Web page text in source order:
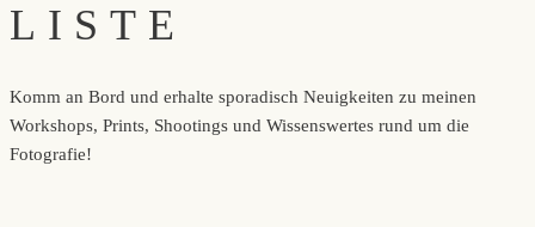
LISTE
Komm an Bord und erhalte sporadisch Neuigkeiten zu meinen
Workshops, Prints, Shootings und Wissenswertes rund um die
Fotografie!